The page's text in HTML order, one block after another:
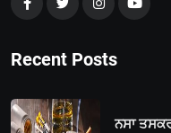
Recent Posts
ਨਸਾ